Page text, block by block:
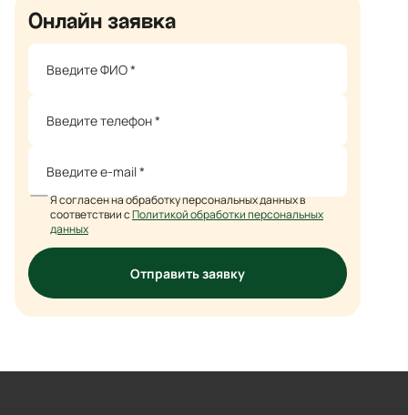
Онлайн заявка
Я согласен на обработку персональных данных в
соответствии сПолитикой обработки персональных
данных
Отправить заявку